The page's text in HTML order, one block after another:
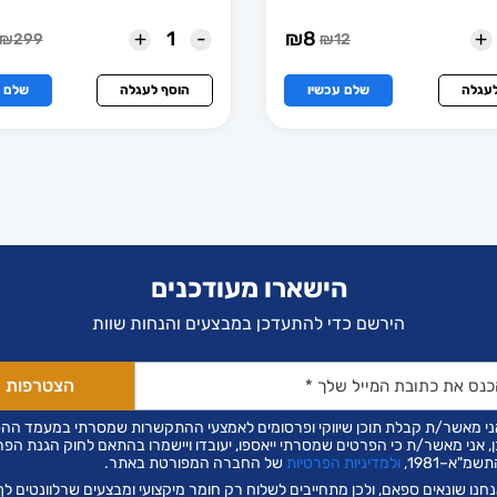
+
₪12
המחיר
המקורי
היה:
₪12.
₪8
המחיר
הנוכחי
הוא:
₪8.
שלם עכשיו
-
+
299
היה:
₪299.
הוא:
₪170.
הוסף לעגלה שלם
הישארו מעודכנים
הירשם כדי להתעדכן במבצעים והנחות שוות
מאשר/ת קבלת תוכן שיווקי ופרסומים לאמצעי ההתקשרות שמסרתי במעמד
אני מאשר/ת כי הפרטים שמסרתי ייאספו, יעובדו ויישמרו בהתאם לחוק הגנת
ולמדיניות הפרטיות של החברה המפורטת באתר.
שונאים ספאם, ולכן מתחייבים לשלוח רק חומר מיקצועי ומבצעים שרלוונטים